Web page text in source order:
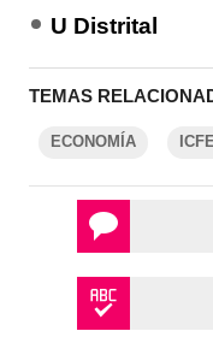
U Distrital
TEMAS
ECONOMÍA